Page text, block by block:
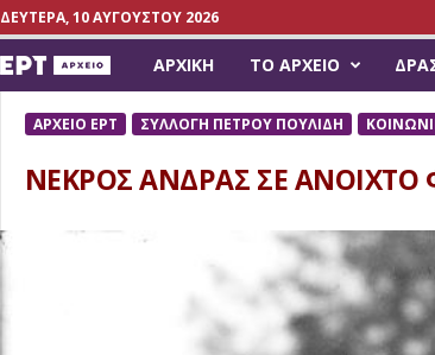
ΔΕΥΤΈΡΑ, 10 ΑΥΓΟΎΣΤΟΥ 2026
r
ΑΡΧΙΚΉ ΤΟ ΑΡΧΕΊΟ
ΑΡΧΕΙΟ ΕΡΤ ΣΥΛΛΟΓΗ ΠΕΤΡΟΥ ΠΟΥΛΙΔΗ
ΝΕΚΡΟΣ ΑΝΔΡΑΣ ΣΕ ΑΝΟΙΧΤΟ